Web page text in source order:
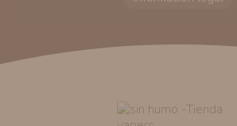
194. Cp: 41909. Salteras - Sevilla
Solo le enviaremos